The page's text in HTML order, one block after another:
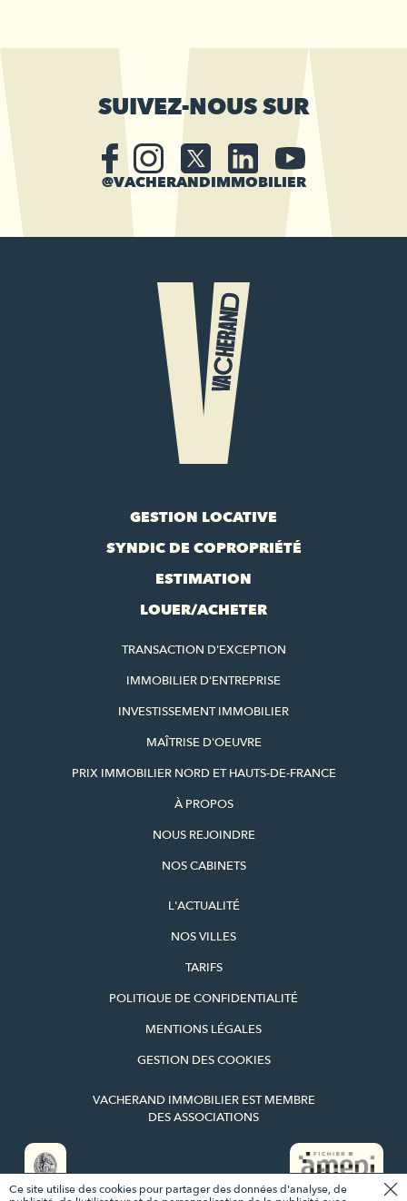
SUIVEZ-NOUS SUR
@VACHERANDIMMOBILIER
GESTION LOCATIVE
SYNDIC DE COPROPRIÉTÉ
ESTIMATION
LOUER/ACHETER
TRANSACTION D'EXCEPTION
IMMOBILIER D'ENTREPRISE
INVESTISSEMENT IMMOBILIER
MAÎTRISE D'OEUVRE
PRIX IMMOBILIER NORD ET HAUTS-DE-FRANCE
À PROPOS
NOUS REJOINDRE
NOS CABINETS
L'ACTUALITÉ
NOS VILLES
TARIFS
POLITIQUE DE CONFIDENTIALITÉ
MENTIONS LÉGALES
GESTION DES COOKIES
VACHERAND IMMOBILIER EST MEMBRE
DES ASSOCIATIONS
Ce site utilise des cookies pour partager des données d'analyse, de